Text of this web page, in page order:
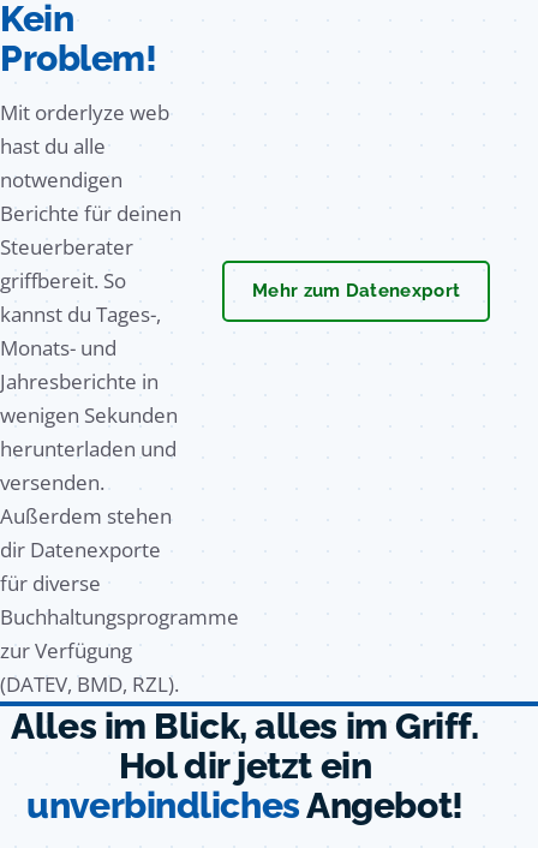
Kein
Problem!
Mit orderlyze web
hast du alle
notwendigen
Berichte für deinen
Steuerberater
griffbereit. So
kannst du Tages-,
Monats- und
Jahresberichte in
wenigen Sekunden
herunterladen und
versenden.
Außerdem stehen
dir Datenexporte
für diverse
Buchhaltungsprogramme
zur Verfügung
(DATEV, BMD, RZL).
Mehr zum Datenexport
Alles im Blick, alles im Griff.
Hol dir jetzt ein
unverbindlichesAngebot!